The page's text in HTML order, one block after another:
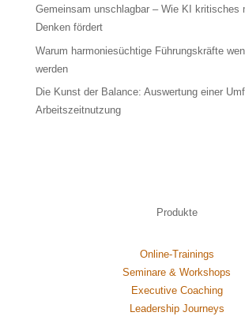
Gemeinsam unschlagbar – Wie KI kritisches
Denken fördert
Warum harmoniesüchtige Führungskräfte
werden
Die Kunst der Balance: Auswertung einer
Arbeitszeitnutzung
Produkte
Online-Trainings
Seminare & Workshops
Executive Coaching
Leadership Journeys